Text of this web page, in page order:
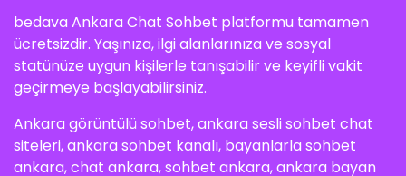
bedava Ankara Chat Sohbet platformu tamamen
ücretsizdir. Yaşınıza, ilgi alanlarınıza ve sosyal
statünüze uygun kişilerle tanışabilir ve keyifli vakit
geçirmeye başlayabilirsiniz.
Ankara görüntülü sohbet, ankara sesli sohbet chat
siteleri, ankara sohbet kanalı, bayanlarla sohbet
ankara, chat ankara, sohbet ankara, ankara bayan